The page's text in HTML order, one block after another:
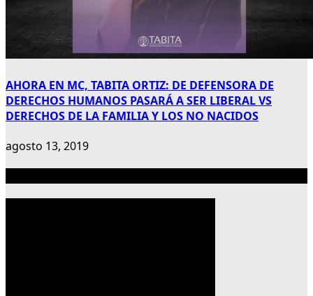
AHORA EN MC, TABITA ORTIZ: DE DEFENSORA DE
DERECHOS HUMANOS PASARÁ A SER LIBERAL VS
DERECHOS DE LA FAMILIA Y LOS NO NACIDOS
agosto 13, 2019